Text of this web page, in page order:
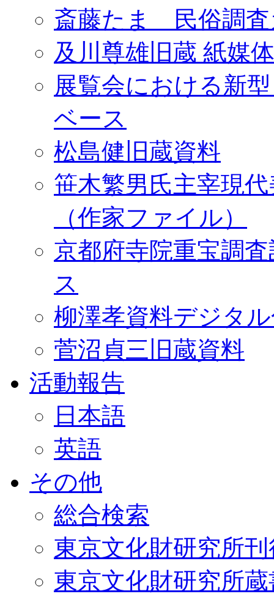
斎藤たま 民俗調査
及川尊雄旧蔵 紙媒
展覧会における新
ベース
松島健旧蔵資料
笹木繁男氏主宰現
（作家ファイル）
京都府寺院重宝調
ス
柳澤孝資料デジタ
菅沼貞三旧蔵資料
活動報告
日本語
英語
その他
総合検索
東京文化財研究所
東京文化財研究所